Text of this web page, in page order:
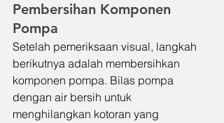
Pembersihan Komponen
Pompa
Setelah pemeriksaan visual, langkah
berikutnya adalah membersihkan
komponen pompa. Bilas pompa
dengan air bersih untuk
menghilangkan kotoran yang